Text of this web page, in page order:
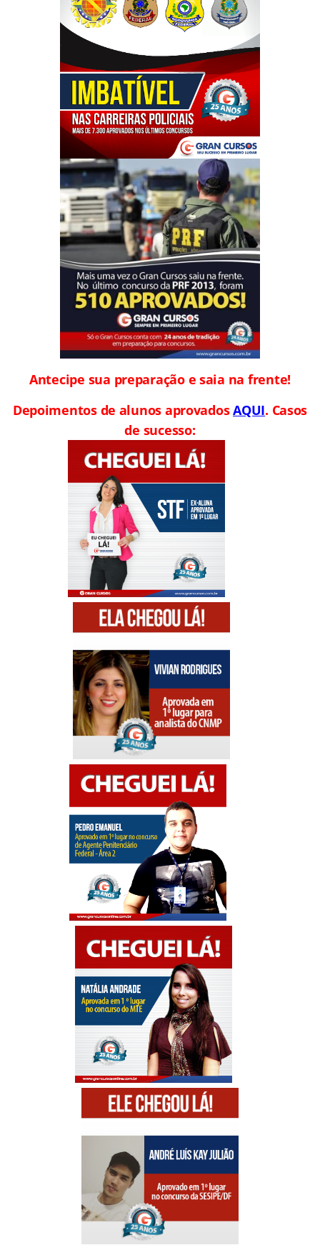
Antecipe sua preparação e saia na frente!
Depoimentos de alunos aprovadosAQUI. Casos
de sucesso: